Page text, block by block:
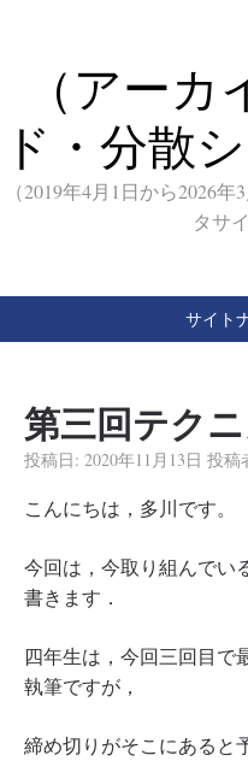
（アーカ
ド・分散
（2019年4月1日から2026
タサ
サイト
第三回テク
投稿日: 2020年11月13日 投稿
こんにちは，多川です。
今回は，今取り組んでい
書きます．
四年生は，今回三回目で
執筆ですが，
締め切りがそこにあると